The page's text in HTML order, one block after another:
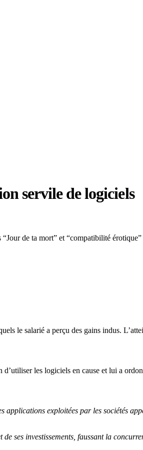
servile de logiciels
de ta mort” et “compatibilité
le salarié a perçu des gains indus.
les logiciels en cause et lui a
applications exploitées par les sociétés
ses investissements, faussant la